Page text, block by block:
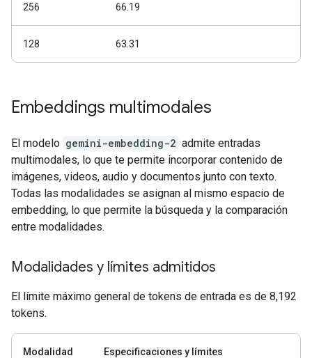
256 66.19
128 63.31
Embeddings multimodales
El modelo gemini-embedding-2 admite entradas
multimodales, lo que te permite incorporar contenido de
imágenes, videos, audio y documentos junto con texto.
Todas las modalidades se asignan al mismo espacio de
embedding, lo que permite la búsqueda y la comparación
entre modalidades.
Modalidades y límites admitidos
El límite máximo general de tokens de entrada es de 8,192
tokens.
Modalidad Especificaciones y límites